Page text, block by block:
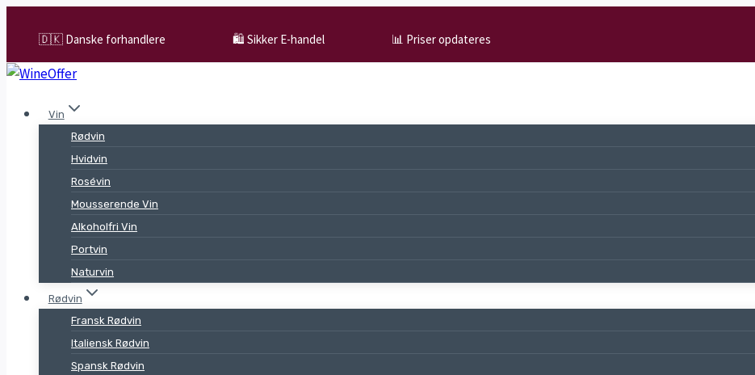
content
🇩🇰 Danske forhandlere 🛍️ Sikker E-handel 📊 Priser opdateres
Vin
Rødvin
Hvidvin
Rosévin
Mousserende Vin
Alkoholfri Vin
Portvin
Naturvin
Rødvin
Fransk Rødvin
Italiensk Rødvin
Spansk Rødvin